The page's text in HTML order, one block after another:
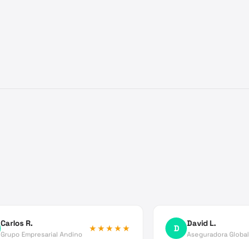
Carlos R.
Grupo Empresarial Andino
★★★★★ D David L.
Aseguradora Global